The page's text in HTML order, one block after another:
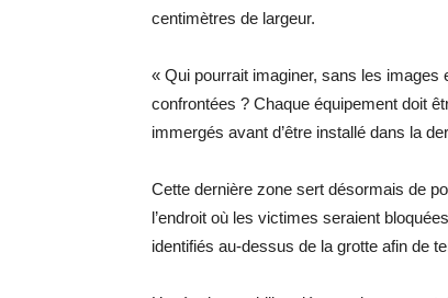
centimètres de largeur.
« Qui pourrait imaginer, sans les
confrontées ? Chaque équipement doit
immergés avant d’être installé dans la
Cette dernière zone sert désormais de
l’endroit où les victimes seraient
identifiés au-dessus de la grotte afin de